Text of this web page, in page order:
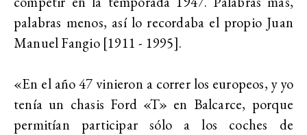
palabras menos, así lo recordaba el propio Juan
Manuel Fangio [1911 - 1995].
«En el año 47 vinieron a correr los europeos, y yo
tenía un chasis Ford «T» en Balcarce, porque
permitían participar sólo a los coches de